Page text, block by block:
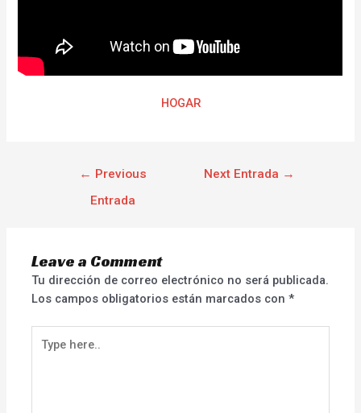
HOGAR
← Previous
Entrada
Next Entrada →
Leave a Comment
Tu dirección de correo electrónico no será publicada.
Los campos obligatorios están marcados con*
here..